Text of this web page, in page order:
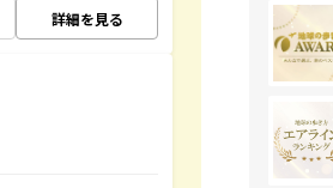
詳細を見る